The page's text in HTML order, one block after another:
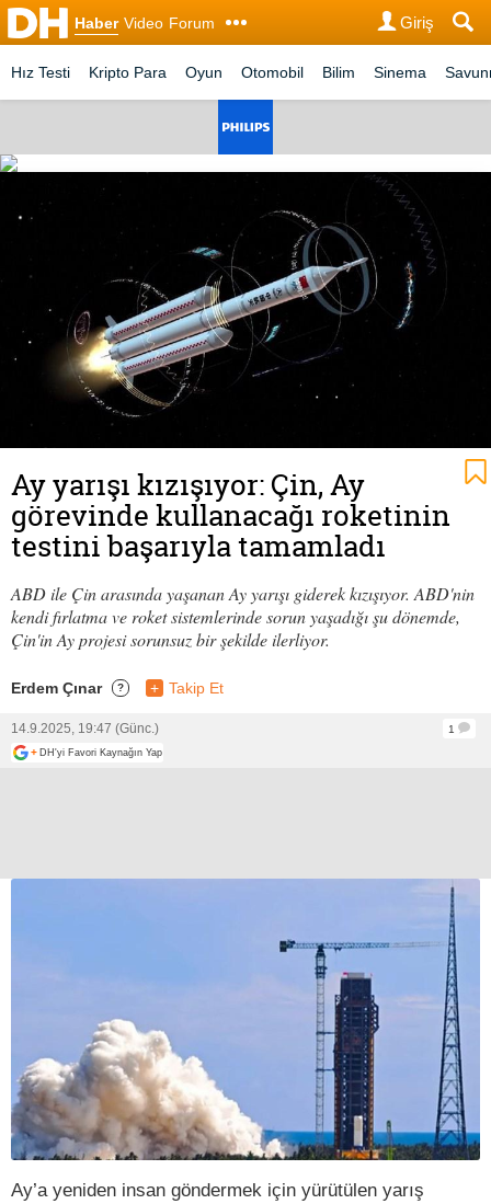
Haber Video Forum Giriş
Hız Testi Kripto Para Oyun Otomobil Bilim Sinema
Ay yarışı kızışıyor: Çin, Ay
görevinde kullanacağı roketinin
testini başarıyla tamamladı
ABD ile Çin arasında yaşanan Ay yarışı giderek kızışıyor. ABD'nin
kendi fırlatma ve roket sistemlerinde sorun yaşadığı şu dönemde,
Çin'in Ay projesi sorunsuz bir şekilde ilerliyor.
Erdem Çınar ? + Takip Et
14.9.2025, 19:47 (Günc.)
1
+ DH'yi Favori Kaynağın Yap
Ay’a yeniden insan göndermek için yürütülen yarış